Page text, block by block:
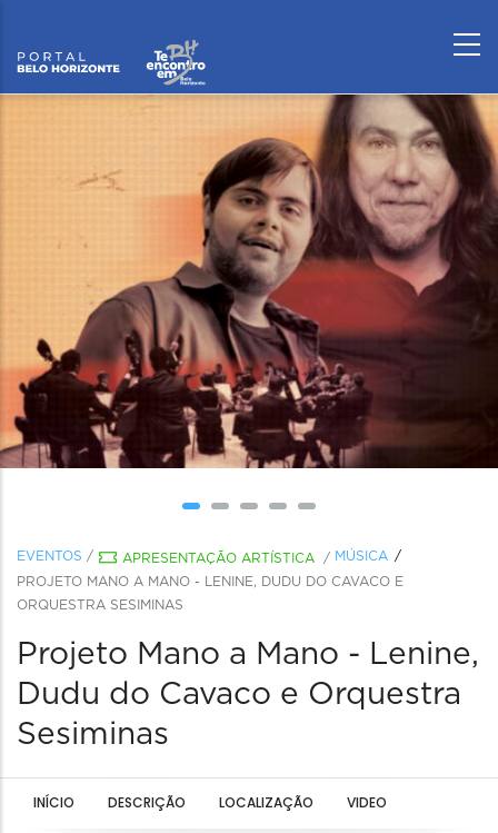
EVENTOS / APRESENTAÇÃO ARTÍSTICA / MÚSICA
PROJETO MANO A MANO - LENINE, DUDU DO CAVACO E
ORQUESTRA SESIMINAS
Projeto Mano a Mano - Lenine,
Dudu do Cavaco e Orquestra
Sesiminas
INÍCIO DESCRIÇÃO LOCALIZAÇÃO VIDEO